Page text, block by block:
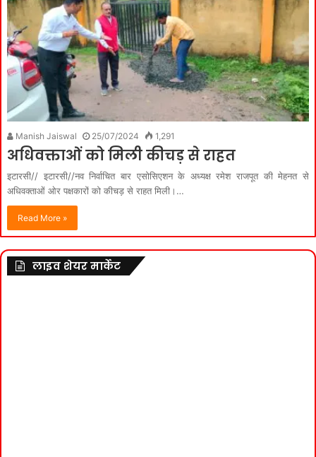
Manish Jaiswal 25/07/2024 1,291
अधिवक्ताओं को मिली कीचड़ से राहत
इटारसी// इटारसी//नव निर्वाचित बार एसोसिएशन के अध्यक्ष रमेश राजपूत की मेहनत से
अधिवक्ताओं ओर पक्षकारों को कीचड़ से राहत मिली।…
Read More »
लाइव शेयर मार्केट